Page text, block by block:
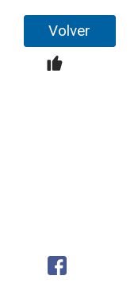
Volver